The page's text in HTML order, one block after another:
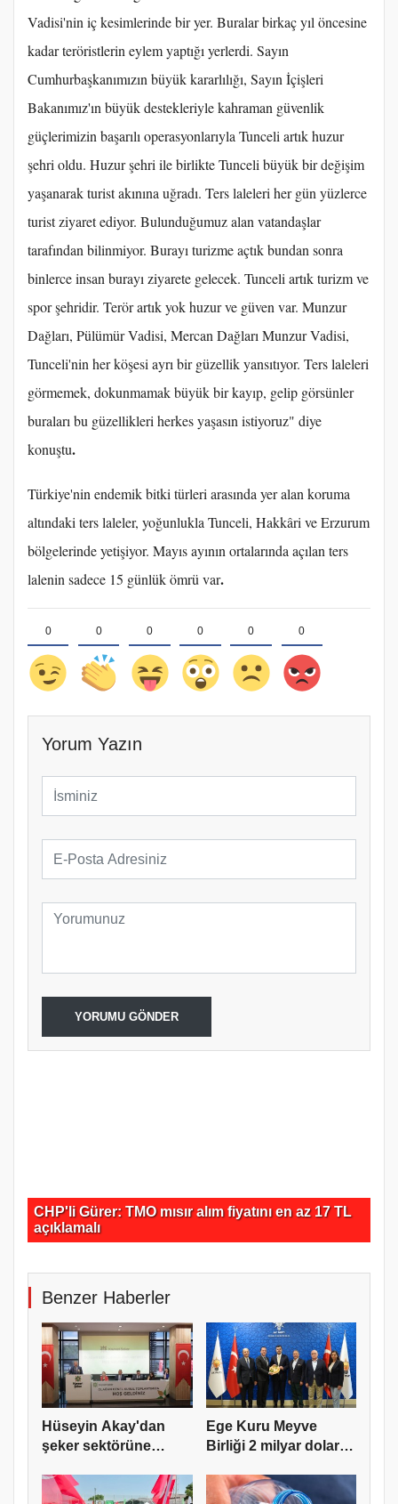
Vadisi'nin iç kesimlerinde bir yer. Buralar birkaç yıl öncesine
kadar teröristlerin eylem yaptığı yerlerdi. Sayın
Cumhurbaşkanımızın büyük kararlılığı, Sayın İçişleri
Bakanımız'ın büyük destekleriyle kahraman güvenlik
güçlerimizin başarılı operasyonlarıyla Tunceli artık huzur
şehri oldu. Huzur şehri ile birlikte Tunceli büyük bir değişim
yaşanarak turist akınına uğradı. Ters laleleri her gün yüzlerce
turist ziyaret ediyor. Bulunduğumuz alan vatandaşlar
tarafından bilinmiyor. Burayı turizme açtık bundan sonra
binlerce insan burayı ziyarete gelecek. Tunceli artık turizm ve
spor şehridir. Terör artık yok huzur ve güven var. Munzur
Dağları, Pülümür Vadisi, Mercan Dağları Munzur Vadisi,
Tunceli'nin her köşesi ayrı bir güzellik yansıtıyor. Ters laleleri
görmemek, dokunmamak büyük bir kayıp, gelip görsünler
buraları bu güzellikleri herkes yaşasın istiyoruz" diye
konuştu.
Türkiye'nin endemik bitki türleri arasında yer alan koruma
altındaki ters laleler, yoğunlukla Tunceli, Hakkâri ve Erzurum
bölgelerinde yetişiyor. Mayıs ayının ortalarında açılan ters
lalenin sadece 15 günlük ömrü var.
0 0 0 0 0 0
Yorum Yazın
YORUMU GÖNDER
CHP'li Gürer: TMO mısır alım fiyatını en az 17 TL
açıklamalı
Benzer Haberler
Hüseyin Akay'dan
şeker sektörüne
Ege Kuru Meyve
Birliği 2 milyar dolar